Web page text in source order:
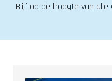
Blijf op de hoogte van alle